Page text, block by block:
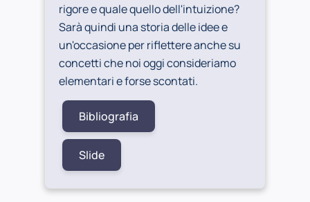
rigore e quale quello dell'intuizione?
Sarà quindi una storia delle idee e
un'occasione per riflettere anche su
concetti che noi oggi consideriamo
elementari e forse scontati.
Bibliografia
Slide